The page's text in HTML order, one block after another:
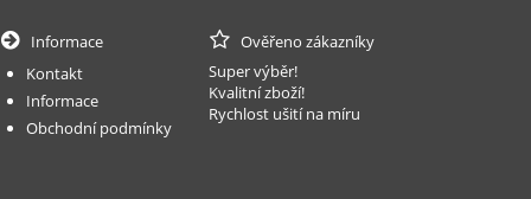
Informace
Kontakt
Informace
Obchodní podmínky
Ověřeno zákazníky
Super výběr!
Kvalitní zboží!
Rychlost ušití na míru